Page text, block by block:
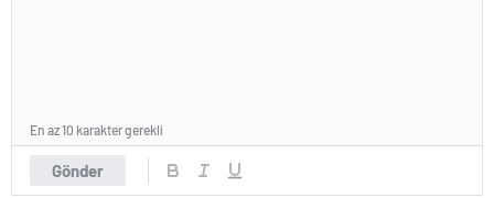
Gönder
En az 10 karakter gerekli